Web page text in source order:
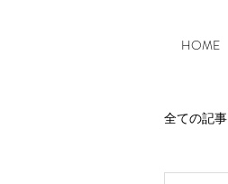
HOME
全ての記事